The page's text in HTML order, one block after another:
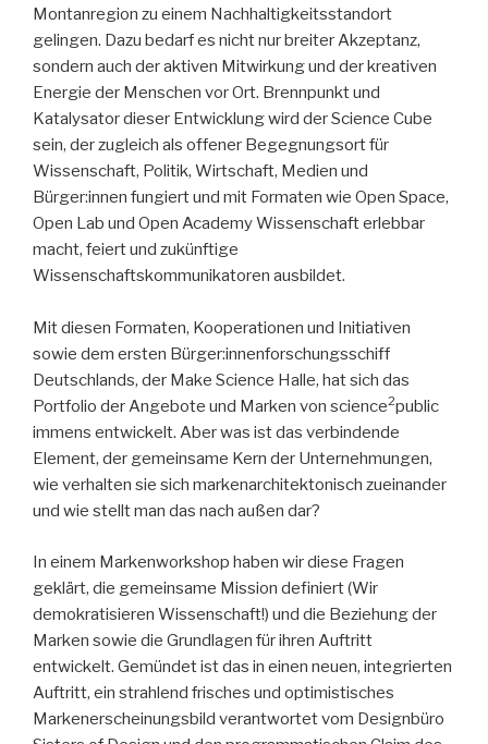
Montanregion zu einem Nachhaltigkeitsstandort
gelingen. Dazu bedarf es nicht nur breiter Akzeptanz,
sondern auch der aktiven Mitwirkung und der kreativen
Energie der Menschen vor Ort. Brennpunkt und
Katalysator dieser Entwicklung wird der Science Cube
sein, der zugleich als offener Begegnungsort für
Wissenschaft, Politik, Wirtschaft, Medien und
Bürger:innen fungiert und mit Formaten wie Open Space,
Open Lab und Open Academy Wissenschaft erlebbar
macht, feiert und zukünftige
Wissenschaftskommunikatoren ausbildet.
Mit diesen Formaten, Kooperationen und Initiativen
sowie dem ersten Bürger:innenforschungsschiff
Deutschlands, der Make Science Halle, hat sich das
Portfolio der Angebote und Marken von science2public
immens entwickelt. Aber was ist das verbindende
Element, der gemeinsame Kern der Unternehmungen,
wie verhalten sie sich markenarchitektonisch zueinander
und wie stellt man das nach außen dar?
In einem Markenworkshop haben wir diese Fragen
geklärt, die gemeinsame Mission definiert (Wir
demokratisieren Wissenschaft!) und die Beziehung der
Marken sowie die Grundlagen für ihren Auftritt
entwickelt. Gemündet ist das in einen neuen, integrierten
Auftritt, ein strahlend frisches und optimistisches
Markenerscheinungsbild verantwortet vom Designbüro